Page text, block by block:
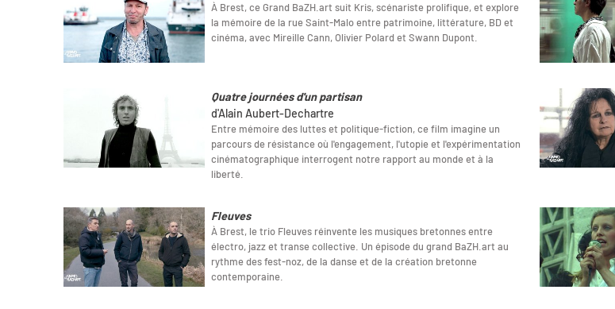
À Brest, ce Grand BaZH.art suit Kris, scénariste prolifique, et explore
la mémoire de la rue Saint-Malo entre patrimoine, littérature, BD et
cinéma, avec Mireille Cann, Olivier Polard et Swann Dupont.
Quatre journées d'un partisan
d'Alain Aubert-Dechartre
Entre mémoire des luttes et politique-fiction, ce film imagine un
parcours de résistance où l'engagement, l'utopie et l'expérimentation
cinématographique interrogent notre rapport au monde et à la
liberté.
Fleuves
À Brest, le trio Fleuves réinvente les musiques bretonnes entre
électro, jazz et transe collective. Un épisode du grand BaZH.art au
rythme des fest-noz, de la danse et de la création bretonne
contemporaine.